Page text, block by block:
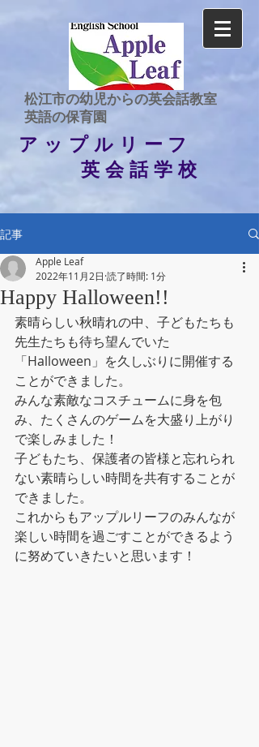
​松江市の幼児からの英会話教室
​英語の保育園
アップルリーフ
英会話学校
記事
Happy Halloween!!
Apple Leaf
2022年11月2日 読了時間: 1分
素晴らしい秋晴れの中、子どもたちも
先生たちも待ち望んでいた
「Halloween」を久しぶりに開催する
ことができました。
みんな素敵なコスチュームに身を包
み、たくさんのゲームを大盛り上がり
で楽しみました！
子どもたち、保護者の皆様と忘れられ
ない素晴らしい時間を共有することが
できました。
これからもアップルリーフのみんなが
楽しい時間を過ごすことができるよう
に努めていきたいと思います！